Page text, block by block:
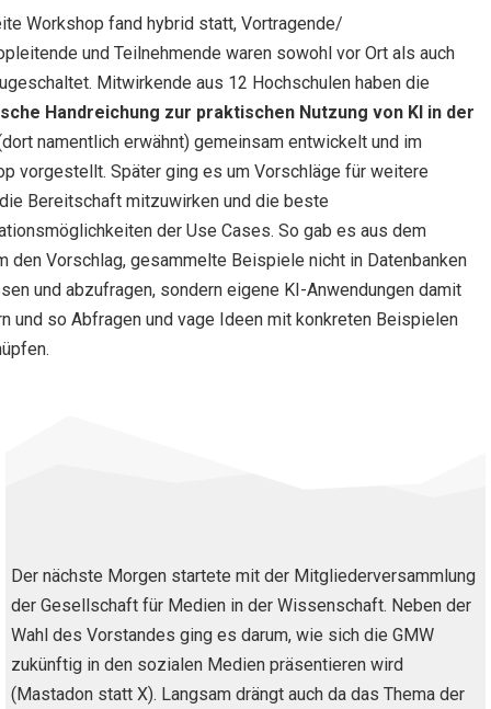
Workshop fand hybrid statt, Vortragende/
und Teilnehmende waren sowohl vor Ort als auch
Mitwirkende aus 12 Hochschulen haben die
Handreichung zur praktischen Nutzung von KI in der
namentlich erwähnt) gemeinsam entwickelt und im
vorgestellt. Später ging es um Vorschläge für weitere
Bereitschaft mitzuwirken und die beste
der Use Cases. So gab es aus dem
den Vorschlag, gesammelte Beispiele nicht in Datenbanken
und abzufragen, sondern eigene KI-Anwendungen damit
und so Abfragen und vage Ideen mit konkreten Beispielen
Der nächste Morgen startete mit der Mitgliederversammlung
der Gesellschaft für Medien in der Wissenschaft. Neben der
Wahl des Vorstandes ging es darum, wie sich die GMW
zukünftig in den sozialen Medien präsentieren wird
(Mastadon statt X). Langsam drängt auch da das Thema der